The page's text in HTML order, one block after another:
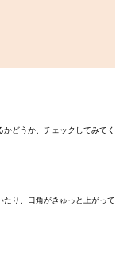
どうか、チェックしてみてく
たり、口角がきゅっと上がって